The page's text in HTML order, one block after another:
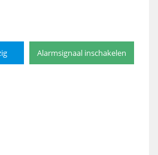
Alarmsignaal inschakelen